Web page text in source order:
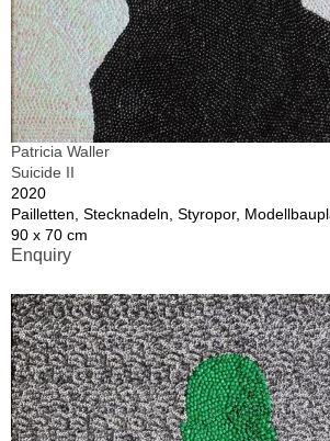
Patricia Waller
Suicide II
2020
Pailletten, Stecknadeln, Styropor,
90 x 70 cm
Enquiry